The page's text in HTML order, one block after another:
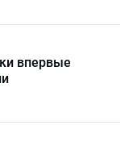
впервые